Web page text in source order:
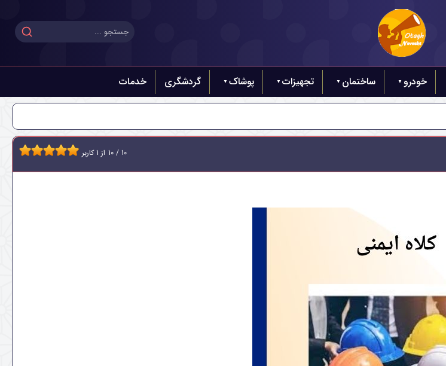
خودرو ساختمان تجهیزات پوشاک گردشگری خدمات
10 / 10 از 1 کاربر